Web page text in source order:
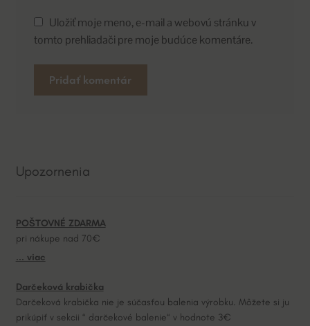
Uložiť moje meno, e-mail a webovú stránku v
tomto prehliadači pre moje budúce komentáre.
r
t
i
v
:
Upozornenia
POŠTOVNÉ ZDARMA
pri nákupe nad 70€
... viac
Darčeková krabička
Darčeková krabička nie je súčasťou balenia výrobku. Môžete si ju
prikúpiť v sekcii “ darčekové balenie“ v hodnote 3€